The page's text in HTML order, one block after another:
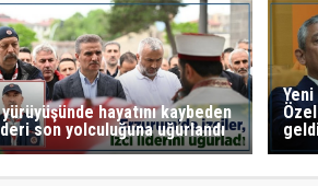
hayatını kaybeden
son yolculuğuna uğurlandı